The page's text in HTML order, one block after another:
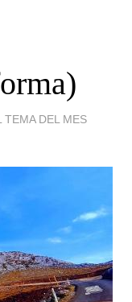
TEMA DEL MES